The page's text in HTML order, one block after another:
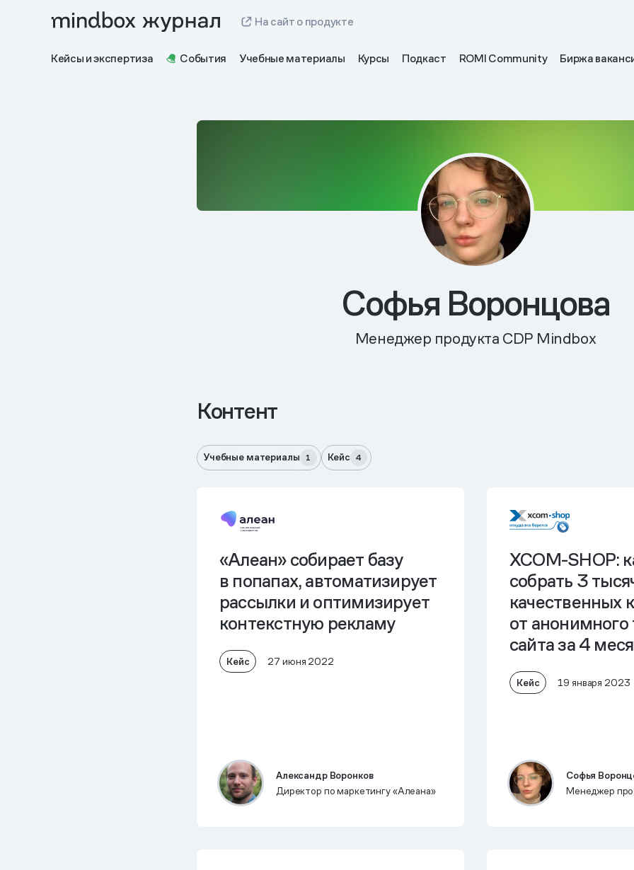
На сайт о продукте
Кейсы и экспертиза События Учебные материалы Курсы Подкаст ROMI Community Биржа
Софья Воронцова
Менеджер продукта CDP Mindbox
Контент
Учебные материалы 1 Кейс 4
«Алеан» собирает базу
в попапах, автоматизирует
рассылки и оптимизирует
контекстную рекламу
Кейс 27 июня 2022
Александр Воронков
Директор по маркетингу «Алеана»
XCOM-SHOP:
собрать 3
качественных
от анонимного
сайта за 4
Кейс 19 января 2023
Софья
Менеджер